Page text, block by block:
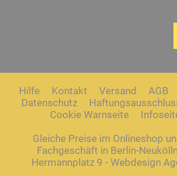
Hilfe Kontakt Versand AGB
Datenschutz
Cookie Warnseite
Gleiche Preise im Onlineshop
Fachgeschäft in Berlin-
Hermannplatz 9 - Webdesign